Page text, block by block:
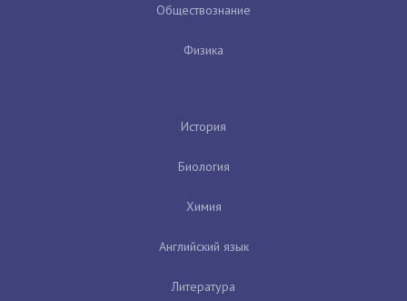
Обществознание
Физика
История
Биология
Химия
Английский язык
Литература